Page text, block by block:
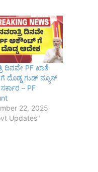
ದಿನವೇ PF ಖಾತೆ
ದೊಡ್ಡ ಗುಡ್ ನ್ಯೂಸ್
– PF
22, 2025
Updates"